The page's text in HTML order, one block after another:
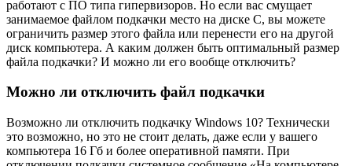
работают с ПО типа гипервизоров. Но если вас смущает
занимаемое файлом подкачки место на диске С, вы можете
ограничить размер этого файла или перенести его на другой
диск компьютера. А каким должен быть оптимальный размер
файла подкачки? И можно ли его вообще отключить?
Можно ли отключить файл подкачки
Возможно ли отключить подкачку Windows 10? Технически
это возможно, но это не стоит делать, даже если у вашего
компьютера 16 Гб и более оперативной памяти. При